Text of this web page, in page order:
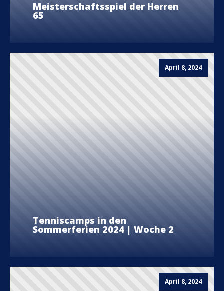
Meisterschaftsspiel der Herren
65
April 8, 2024
Tenniscamps in den
Sommerferien 2024 | Woche 2
April 8, 2024